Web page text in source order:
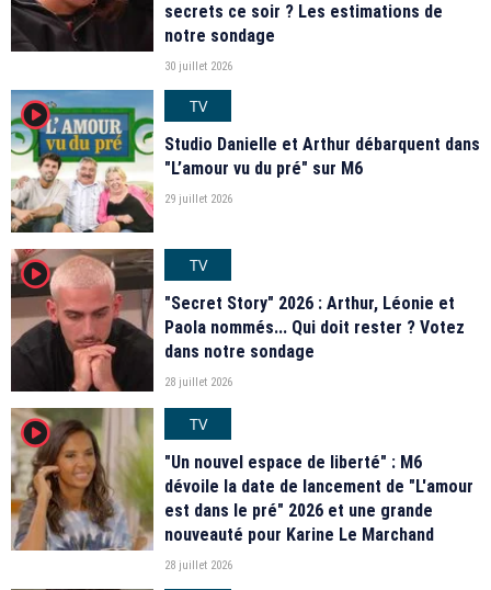
secrets ce soir ? Les estimations de
notre sondage
30 juillet 2026
player2
TV
Studio Danielle et Arthur débarquent dans
"L’amour vu du pré" sur M6
29 juillet 2026
player2
TV
"Secret Story" 2026 : Arthur, Léonie et
Paola nommés... Qui doit rester ? Votez
dans notre sondage
28 juillet 2026
player2
TV
"Un nouvel espace de liberté" : M6
dévoile la date de lancement de "L'amour
est dans le pré" 2026 et une grande
nouveauté pour Karine Le Marchand
28 juillet 2026